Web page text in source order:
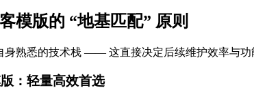
模版的 “地基匹配” 原则
熟悉的技术栈 —— 这直接决定后续维护效率与功
：轻量高效首选